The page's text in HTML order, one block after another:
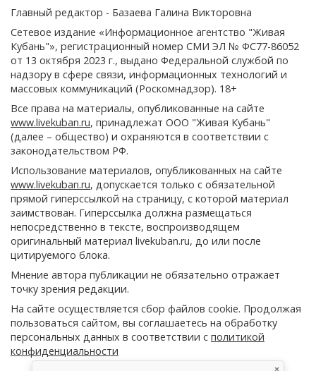
Главный редактор - Базаева Галина Викторовна
Сетевое издание «Информационное агентство "Живая
Кубань"», регистрационный номер СМИ ЭЛ № ФС77-86052
от 13 октября 2023 г., выдано Федеральной службой по
надзору в сфере связи, информационных технологий и
массовых коммуникаций (Роскомнадзор). 18+
Все права на материалы, опубликованные на сайте
www.livekuban.ru, принадлежат ООО "Живая Кубань"
(далее – общество) и охраняются в соответствии с
законодательством РФ.
Использование материалов, опубликованных на сайте
www.livekuban.ru, допускается только с обязательной
прямой гиперссылкой на страницу, с которой материал
заимствован. Гиперссылка должна размещаться
непосредственно в тексте, воспроизводящем
оригинальный материал livekuban.ru, до или после
цитируемого блока.
Мнение автора публикации не обязательно отражает
точку зрения редакции.
На сайте осуществляется сбор файлов cookie. Продолжая
пользоваться сайтом, вы соглашаетесь на обработку
персональных данных в соответствии с политикой
конфиденциальности